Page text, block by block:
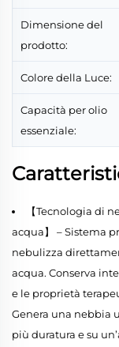
Dimensione del
prodotto:
Colore della Luce:
Capacità per olio
essenziale:
【Tecnologia di
acqua】 – Sistema
nebulizza
acqua. Conserva
e le proprietà
Genera una nebbia
più duratura e su